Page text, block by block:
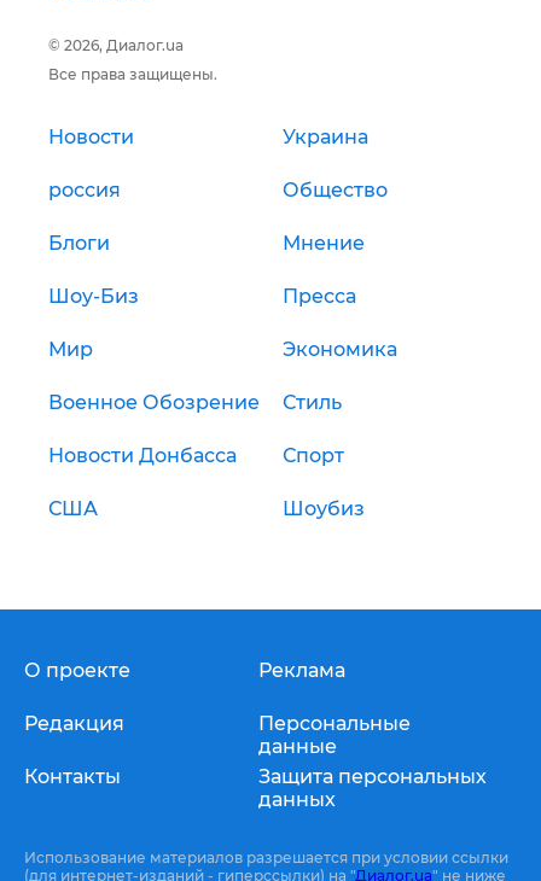
© 2026, Диалог.ua
Все права защищены.
Новости Украина
россия Общество
Блоги Мнение
Шоу-Биз Пресса
Мир Экономика
Военное Обозрение Стиль
Новости Донбасса Спорт
США Шоубиз
О проекте
Редакция
Контакты
Реклама
Персональные
данные
Защита персональных
данных
Использование материалов разрешается при условии ссылки
(для интернет-изданий - гиперссылки) на "Диалог.ua" не ниже